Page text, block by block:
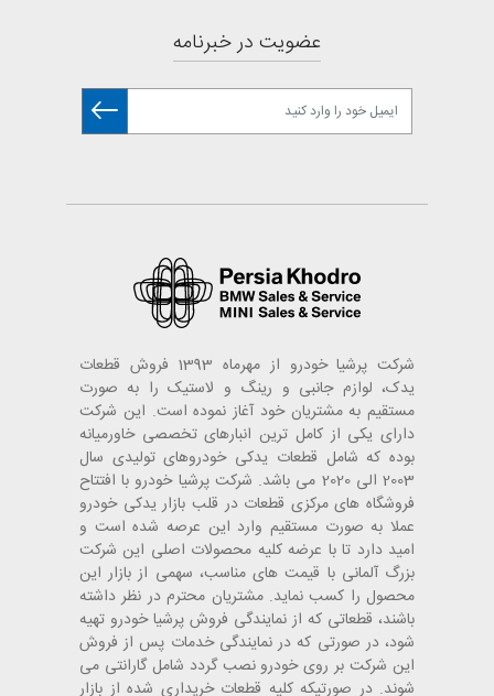
عضویت در خبرنامه
شرکت پرشیا خودرو از مهرماه 1393 فروش قطعات
یدک، لوازم جانبی و رینگ و لاستیک را به صورت
مستقیم به مشتریان خود آغاز نموده است. این شرکت
دارای یکی از کامل ترین انبارهای تخصصی خاورمیانه
بوده که شامل قطعات یدکی خودروهای تولیدی سال
2003 الی 2020 می باشد. شرکت پرشیا خودرو با افتتاح
فروشگاه های مرکزی قطعات در قلب بازار یدکی خودرو
عملا به صورت مستقیم وارد این عرصه شده است و
امید دارد تا با عرضه کلیه محصولات اصلی این شرکت
بزرگ آلمانی با قیمت های مناسب، سهمی از بازار این
محصول را کسب نماید. مشتریان محترم در نظر داشته
باشند، قطعاتی که از نمایندگی فروش پرشیا خودرو تهیه
شود، در صورتی که در نمایندگی خدمات پس از فروش
این شرکت بر روی خودرو نصب گردد شامل گارانتی می
شوند. در صورتیکه کلیه قطعات خریداری شده از بازار